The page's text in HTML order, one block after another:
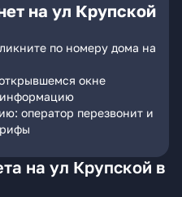
на ул Крупской
по номеру дома на
окне
информацию
оператор перезвонит и
на ул Крупской в